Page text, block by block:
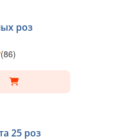
роз
(86)
25 роз